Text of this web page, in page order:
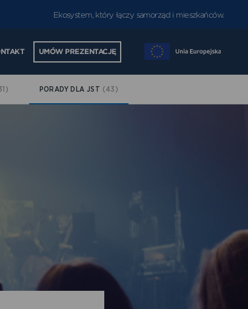
Ekosystem, który łączy samorząd i mieszkańców.
UMÓW PREZENTACJĘ
PORADY DLA JST (43)